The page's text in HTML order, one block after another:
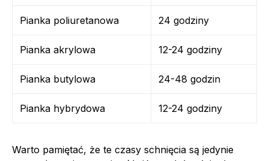
Pianka poliuretanowa 24 godziny
Pianka akrylowa 12-24 godziny
Pianka butylowa 24-48 godzin
Pianka hybrydowa 12-24 godziny
Warto pamiętać, że te czasy schnięcia są jedynie